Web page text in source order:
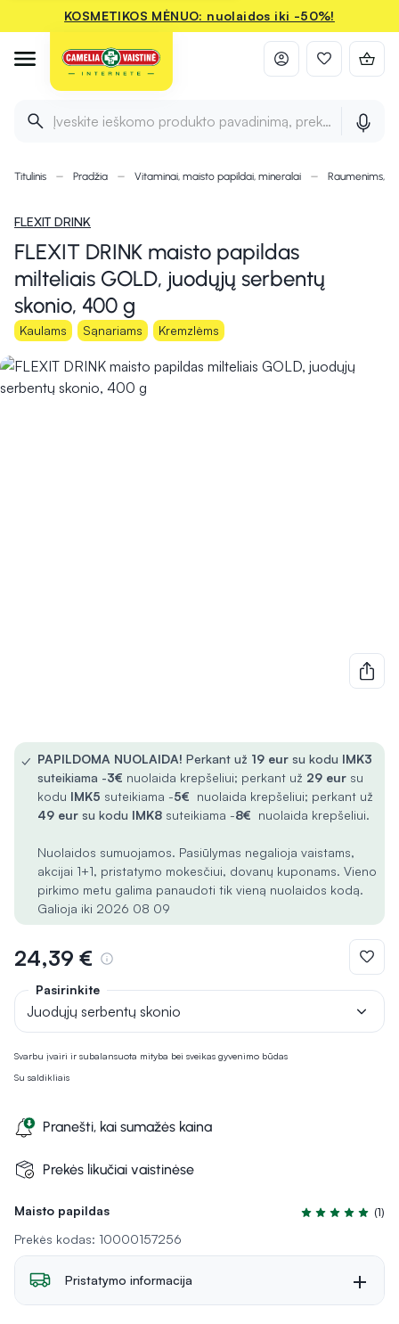
KOSMETIKOS MĖNUO: nuolaidos iki -50%!
Įveskite ieškomo produkto pavadinimą, prekės ženklą ir
Titulinis Pradžia Vitaminai, maisto papildai, mineralai Raumenims,
FLEXIT DRINK
FLEXIT DRINK maisto papildas
milteliais GOLD, juodųjų serbentų
skonio, 400 g
Kaulams Sąnariams Kremzlėms
Maisto papildas
Įvertinimas 5.0
(1)
Prekės kodas: 10000157256
Svarbu įvairi ir subalansuota mityba bei sveikas gyvenimo būdas
Su saldikliais
✓ PAPILDOMA NUOLAIDA! Perkant už 19 eur su kodu IMK3
suteikiama -3€ nuolaida krepšeliui; perkant už 29 eur su
kodu IMK5 suteikiama -5€ nuolaida krepšeliui; perkant už
49 eur su kodu IMK8 suteikiama -8€ nuolaida krepšeliui.
Nuolaidos sumuojamos. Pasiūlymas negalioja vaistams,
akcijai 1+1, pristatymo mokesčiui, dovanų kuponams. Vieno
pirkimo metu galima panaudoti tik vieną nuolaidos kodą.
Galioja iki 2026 08 09
24,39 €
Pranešti, kai sumažės kaina
Prekės likučiai vaistinėse
Pasirinkite
Juodųjų serbentų skonio
Pristatymo informacija